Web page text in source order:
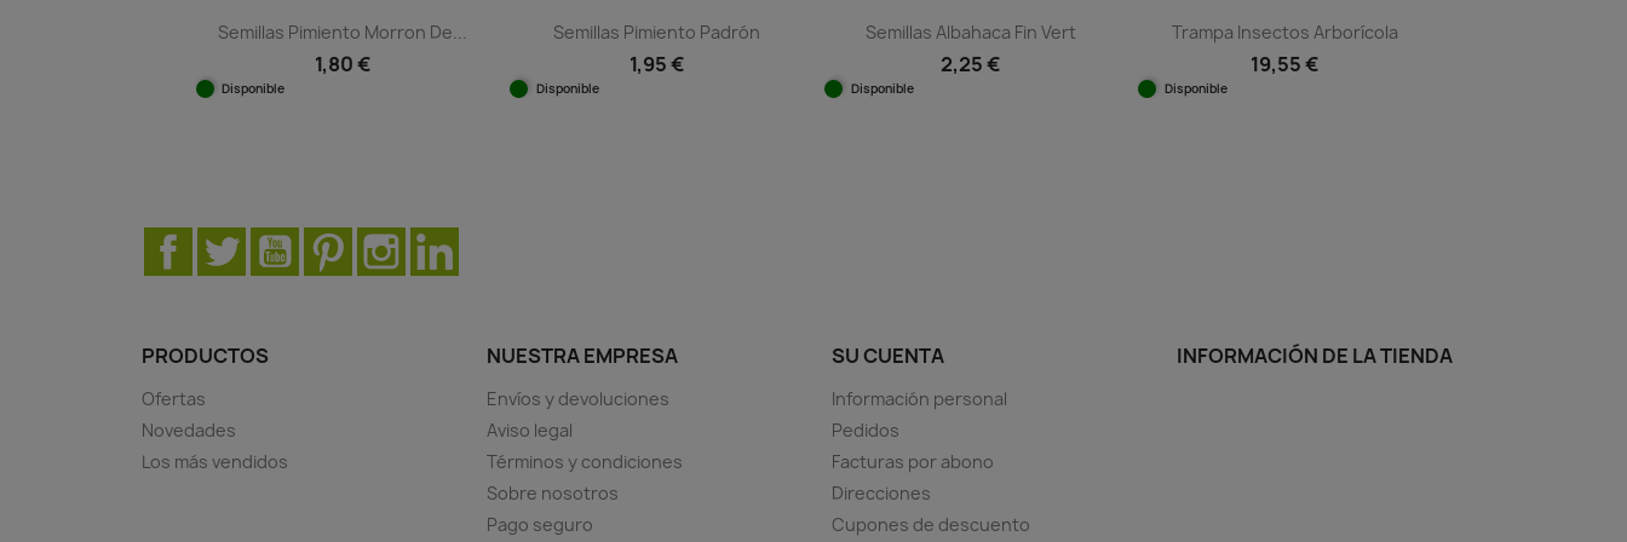
Semillas Pimiento Morron De...
1,80 €
Disponible
Semillas Pimiento Padrón
1,95 €
Disponible
Semillas Albahaca Fin Vert
2,25 €
Disponible
Trampa Insectos Arborícola
19,55 €
Disponible
Facebook
Twitter YouTubePinterestInstagram
PRODUCTOS
Ofertas
Novedades
Los más vendidos
NUESTRA EMPRESA
Envíos y devoluciones
Aviso legal
Términos y condiciones
Sobre nosotros
Pago seguro
SU CUENTA
Información personal
Pedidos
Facturas por abono
Direcciones
Cupones de descuento
INFORMACIÓN DE LA TIENDA